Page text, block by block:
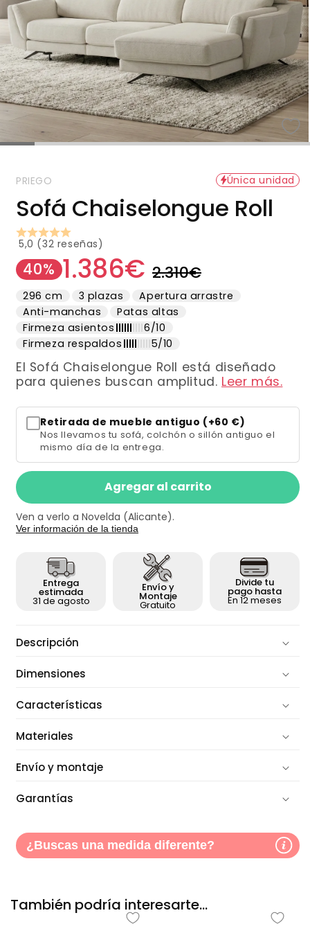
PRIEGO Única unidad
Sofá Chaiselongue Roll
5,0 (32 reseñas)
Precio
habitual
2.310€
Precio
de
oferta
1.386€
40%
296 cm 3 plazas
Apertura arrastre
Anti-manchas
Patas altas
Firmeza asientos
6/10
Firmeza respaldos
5/10
El Sofá Chaiselongue Roll está diseñado
para quienes buscan amplitud. Leer más.
Retirada de mueble antiguo (+60 €)
Nos llevamos tu sofá, colchón o sillón antiguo el
mismo día de la entrega.
Agregar al carrito
Ven a verlo a Novelda (Alicante).
Ver información de la tienda
Entrega
estimada
31 de agosto
Envío y
Montaje
Gratuito
Divide tu
pago hasta
En 12 meses
Descripción
Dimensiones
Características
Materiales
Envío y montaje
Garantías
¿Buscas una medida diferente?
También podría interesarte...